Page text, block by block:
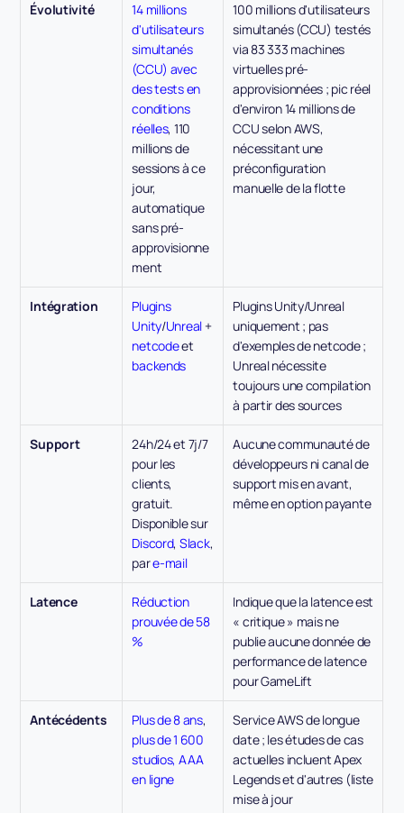
Évolutivité
14 millions
d'utilisateurs
simultanés
(CCU) avec
des tests en
conditions
réelles, 110
millions de
sessions à ce
jour,
automatique
sans pré-
approvisionne
ment
100 millions d'utilisateurs
simultanés (CCU) testés
via 83 333 machines
virtuelles pré-
approvisionnées ; pic réel
d'environ 14 millions de
CCU selon AWS,
nécessitant une
préconfiguration
manuelle de la flotte
Intégration
Plugins
Unity/Unreal +
netcode
backends
Plugins Unity/Unreal
uniquement ; pas
d'exemples de netcode ;
Unreal nécessite
toujours une compilation
à partir des sources
Support
24h/24 et 7j/7
pour les
clients,
gratuit.
Disponible sur
Discord, Slack,
par e-mail
Aucune communauté de
développeurs ni canal de
support mis en avant,
même en option payante
Latence
Réduction
prouvée de 58
%
Indique que la latence est
« critique » mais ne
publie aucune donnée de
performance de latence
pour GameLift
Antécédents Plus de 8 ans
plus de 1 600
studios, AAA
en ligne
Service AWS de longue
date ; les études de cas
actuelles incluent Apex
Legends et d'autres (liste
mise à jour